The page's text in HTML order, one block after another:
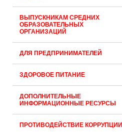
ВЫПУСКНИКАМ СРЕДНИХ
ОБРАЗОВАТЕЛЬНЫХ
ОРГАНИЗАЦИЙ
ДЛЯ ПРЕДПРИНИМАТЕЛЕЙ
ЗДОРОВОЕ ПИТАНИЕ
ДОПОЛНИТЕЛЬНЫЕ
ИНФОРМАЦИОННЫЕ РЕСУРСЫ
ПРОТИВОДЕЙСТВИЕ КОРРУПЦИИ